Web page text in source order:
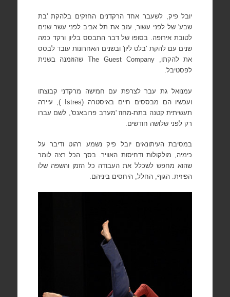
יובל פיק, לשעבר אחד הרקדנים החזקים בלהקת 'בת
שבע' של לפני עשור, עזב את תל אביב לפני עשר שנים
לטובת אירופה. בסופו של דבר התבסס בליון ורקד כמה
שנים עם להקת 'בלט ליון' ובשנים האחרונות עובד לבסס
את להקתו,The Guest Companyשהוזמנה בשנית
לפסטיבל.
עמנואל גת עבר לצרפת עם חמישה מרקדני קבוצתו
ועכשיו הם מבססים חיים באיסטרה (Istres
), עיירה
תעשיתית קטנה בתת-מחוז 'מערב פרובאנס', לשם עברו
רק לפני שלושה חודשים.
במסיבת העיתונאים יובל פיק נשמע רהוט ודיבר על
כימיה, מולקולות ודחיסות האוויר. בסך הכל רצה לומר
שהוא מחפש לשכלל את העבודה כל הזמן והשפה שלו
הפיזית. הגוף, החלל, היחסים ביניהם.